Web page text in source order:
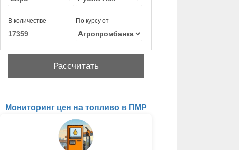
В количестве По курсу от
Мониторинг цен на топливо в ПМР